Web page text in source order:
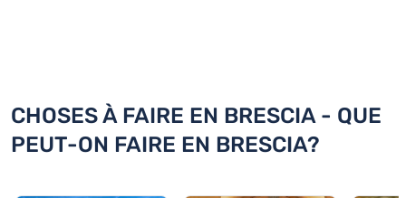
CHOSES À FAIRE EN BRESCIA - QUE
PEUT-ON FAIRE EN BRESCIA?